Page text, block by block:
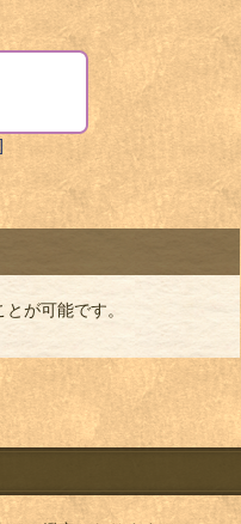
が可能です。